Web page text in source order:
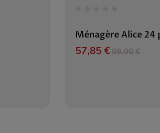
Ménagère Alice 24
Prix
57,85 € Prix de base
89,00 €